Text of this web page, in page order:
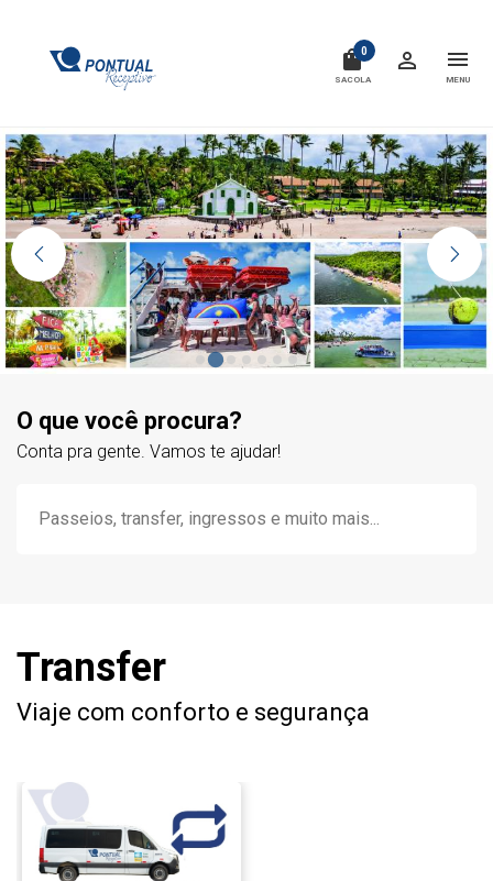
shopping_bag
SACOLA
0 person_outline menu
MENU
O que você procura?
Conta pra gente. Vamos te ajudar!
Transfer
Viaje com conforto e segurança